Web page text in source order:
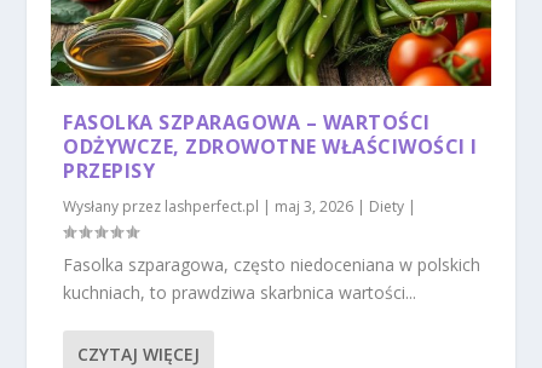
FASOLKA SZPARAGOWA – WARTOŚCI
ODŻYWCZE, ZDROWOTNE WŁAŚCIWOŚCI I
PRZEPISY
Wysłany przez lashperfect.pl | maj 3, 2026 | Diety |
Fasolka szparagowa, często niedoceniana w polskich
kuchniach, to prawdziwa skarbnica wartości...
CZYTAJ WIĘCEJ